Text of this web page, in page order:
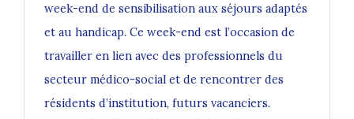
week-end de sensibilisation aux séjours adaptés
et au handicap. Ce week-end est l’occasion de
travailler en lien avec des professionnels du
secteur médico-social et de rencontrer des
résidents d’institution, futurs vacanciers.